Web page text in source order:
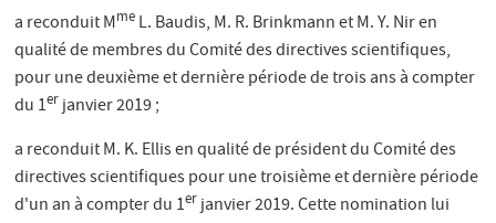
a reconduit Mme L. Baudis, M. R. Brinkmann et M. Y. Nir en
qualité de membres du Comité des directives scientifiques,
pour une deuxième et dernière période de trois ans à compter
du 1erjanvier 2019 ;
a reconduit M. K. Ellis en qualité de président du Comité des
directives scientifiques pour une troisième et dernière période
d'un an à compter du 1erjanvier 2019. Cette nomination lui